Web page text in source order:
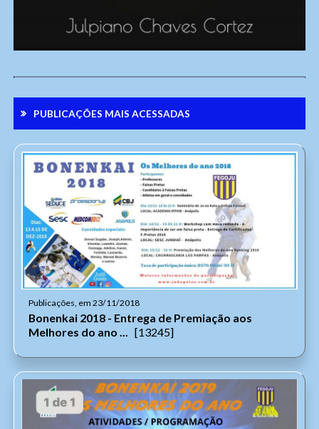
PUBLICAÇÕES MAIS ACESSADAS
Publicações, em 23/11/2018
Bonenkai 2018 - Entrega de Premiação aos
Melhores do ano ... [13245]
Enviar